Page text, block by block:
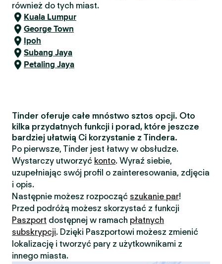
również do tych miast.
Kuala Lumpur
George Town
Ipoh
Subang Jaya
Petaling Jaya
Tinder oferuje całe mnóstwo sztos opcji. Oto
kilka przydatnych funkcji i porad, które jeszcze
bardziej ułatwią Ci korzystanie z Tindera.
Po pierwsze, Tinder jest łatwy w obsłudze.
Wystarczy utworzyć konto. Wyraź siebie,
uzupełniając swój profil o zainteresowania, zdjęcia
i opis.
Następnie możesz rozpocząć szukanie par!
Przed podróżą możesz skorzystać z funkcji
Paszport dostępnej w ramach płatnych
subskrypcji. Dzięki Paszportowi możesz zmienić
lokalizację i tworzyć pary z użytkownikami z
innego miasta.